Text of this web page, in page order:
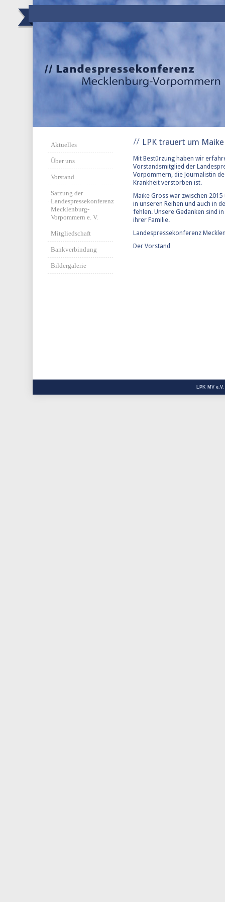
Aktuelles
Über uns
Vorstand
Satzung der
Landespressekonferenz
Mecklenburg-
Vorpommern e. V.
Mitgliedschaft
Bankverbindung
Bildergalerie
LPK trauert um
Mit Bestürzung haben wir
Vorstandsmitglied der
Vorpommern, die Journalistin
Krankheit verstorben ist.
Maike Gross war zwischen
in unseren Reihen und auch in
fehlen. Unsere Gedanken sind
ihrer Familie.
Landespressekonferenz
Der Vorstand
LPK MV e.V.